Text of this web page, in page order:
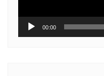
00:00